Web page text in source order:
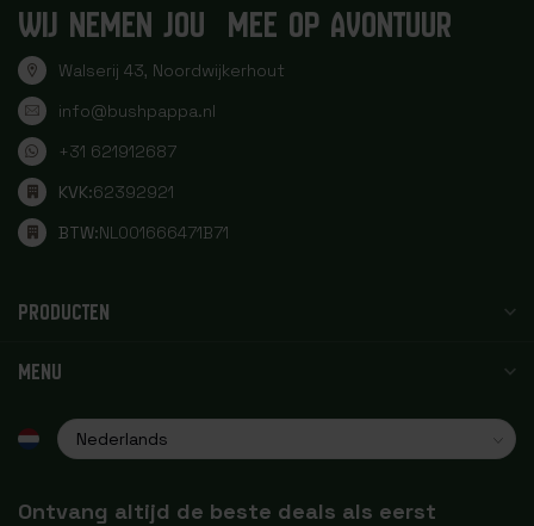
WIJ NEMEN JOU MEE OP AVONTUUR
Walserij 43, Noordwijkerhout
info@bushpappa.nl
+31 621912687
KVK:62392921
BTW:NL001666471B71
PRODUCTEN
MENU
Ontvang altijd de beste deals als eerst